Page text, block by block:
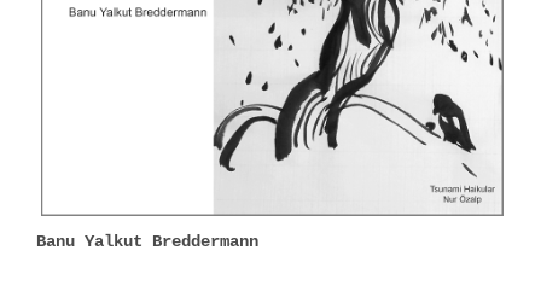
Banu Yalkut Breddermann